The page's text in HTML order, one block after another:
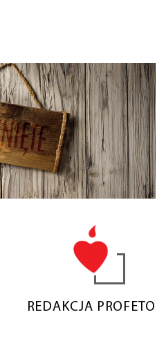
REDAKCJA PROFETO